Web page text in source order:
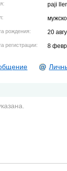
paji
рождения: 20
регистрации: 8